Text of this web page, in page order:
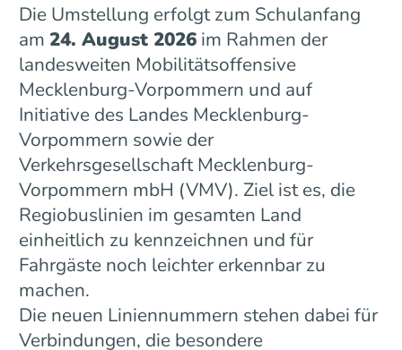
Die Umstellung erfolgt zum Schulanfang
am 24. August 2026im Rahmen der
landesweiten Mobilitätsoffensive
Mecklenburg-Vorpommern und auf
Initiative des Landes Mecklenburg-
Vorpommern sowie der
Verkehrsgesellschaft Mecklenburg-
Vorpommern mbH (VMV). Ziel ist es, die
Regiobuslinien im gesamten Land
einheitlich zu kennzeichnen und für
Fahrgäste noch leichter erkennbar zu
machen.
Die neuen Liniennummern stehen dabei für
Verbindungen, die besondere